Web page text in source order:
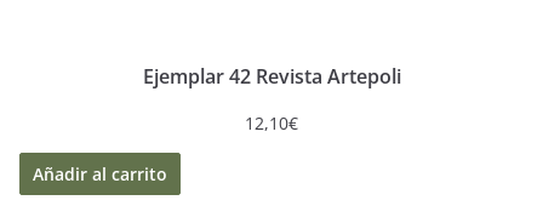
Ejemplar 42 Revista Artepoli
12,10€
Añadir al carrito